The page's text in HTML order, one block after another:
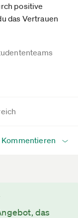
positive
das Vertrauen
Kommentieren
das